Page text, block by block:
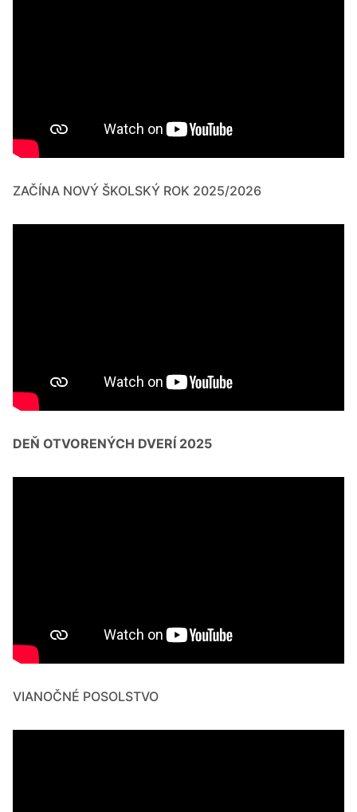
ZAČÍNA NOVÝ ŠKOLSKÝ ROK 2025/2026
DEŇ OTVORENÝCH DVERÍ 2025
VIANOČNÉ POSOLSTVO